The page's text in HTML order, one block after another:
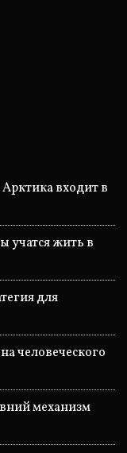
входит в
учатся жить в
для
человеческого
механизм